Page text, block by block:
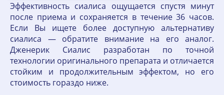
Эффективность сиалиса ощущается спустя минут
после приема и сохраняется в течение 36 часов.
Если Вы ищете более доступную альтернативу
сиалиса — обратите внимание на его аналог.
Дженерик Сиалис разработан по точной
технологии оригинального препарата и отличается
стойким и продолжительным эффектом, но его
стоимость гораздо ниже.